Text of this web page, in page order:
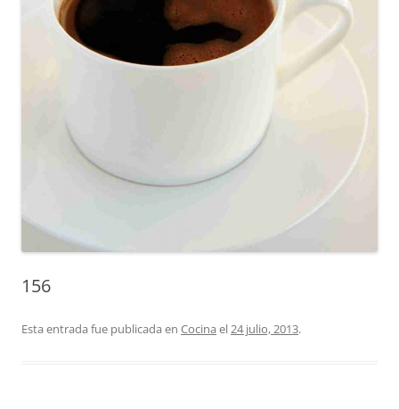
156
Esta entrada fue publicada en Cocina el24 julio, 2013.